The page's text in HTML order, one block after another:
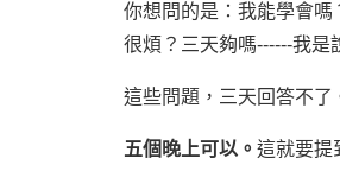
你想問的是：我能學會
很煩？三天夠嗎------我是
這些問題，三天回答不了
五個晚上可以。 這就要提